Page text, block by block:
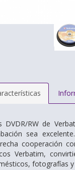
DVDR/RW de
sea
cooperación
Verbatim,
fotografías